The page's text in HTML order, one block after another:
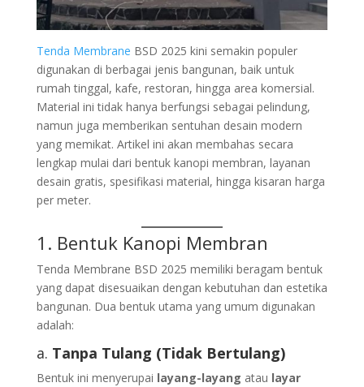
Tenda Membrane BSD 2025 kini semakin populer
digunakan di berbagai jenis bangunan, baik untuk
rumah tinggal, kafe, restoran, hingga area komersial.
Material ini tidak hanya berfungsi sebagai pelindung,
namun juga memberikan sentuhan desain modern
yang memikat. Artikel ini akan membahas secara
lengkap mulai dari bentuk kanopi membran, layanan
desain gratis, spesifikasi material, hingga kisaran harga
per meter.
1. Bentuk Kanopi Membran
Tenda Membrane BSD 2025 memiliki beragam bentuk
yang dapat disesuaikan dengan kebutuhan dan estetika
bangunan. Dua bentuk utama yang umum digunakan
adalah:
a. Tanpa Tulang (Tidak Bertulang)
Bentuk ini menyerupai layang-layang atau layar